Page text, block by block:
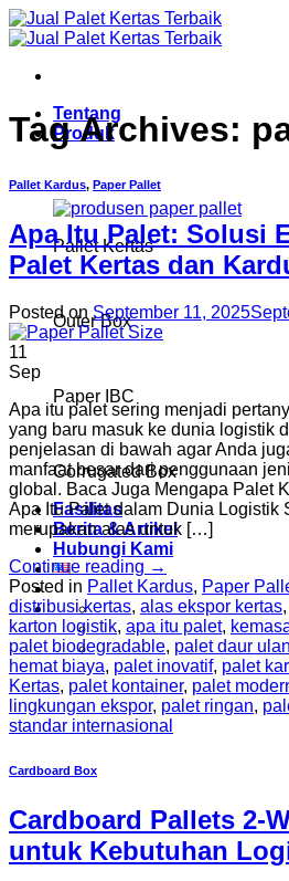
Skip
to
Tentang
Produk
Pallet Kertas
Outer Box
Paper IBC
Corrugated Box
Fasilitas
Berita & Artikel
Hubungi Kami
Tag Archives:
Pallet Kardus, Paper Pallet
Apa Itu Palet: Solusi
Palet Kertas dan
Posted on September 11, 2025
11
Sep
Apa itu palet sering menjadi
yang baru masuk ke dunia logistik
penjelasan di bawah agar Anda
manfaat besar dari penggunaan
global. Baca Juga Mengapa Palet
Apa Itu Palet dalam Dunia Logistik
merupakan alas untuk […]
Continue reading →
Posted in Pallet Kardus, Paper
distribusi kertas, alas ekspor kertas,
karton logistik, apa itu palet,
palet biodegradable, palet daur
hemat biaya, palet inovatif, palet
Kertas, palet kontainer, palet
lingkungan ekspor, palet ringan,
standar internasional
Cardboard Box
Cardboard Pallets 2-
untuk Kebutuhan